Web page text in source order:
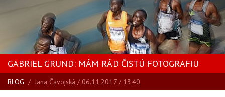
MAGAZÍN
VŠETKY ČLÁNKY
RECENZIE
NOVINKY
BLOG
GABRIEL GRUND: MÁM RÁD ČISTÚ FOTOGRAFIU
BLOG / Jana Čavojská / 06.11.2017 / 13:40